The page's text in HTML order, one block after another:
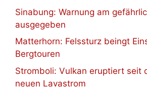
Sinabung: Warnung am
ausgegeben
Matterhorn: Felssturz beingt
Bergtouren
Stromboli: Vulkan eruptiert seit
neuen Lavastrom